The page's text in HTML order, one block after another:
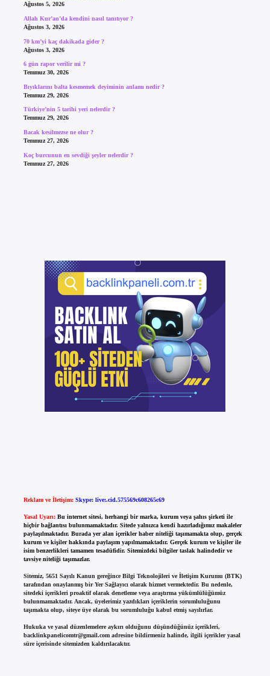
Ağustos 5, 2026
Allah Kur’an’da kendini nasıl tanıtıyor ?
Ağustos 3, 2026
70 km’yi kaç dakikada gider ?
Ağustos 3, 2026
6 gün rapor verilir mi ?
Temmuz 30, 2026
Bıyıklarını balta kesmemek deyiminin anlamı nedir ?
Temmuz 29, 2026
Türkiye’nin 5 tarihi yeri nelerdir ?
Temmuz 29, 2026
Bacak kesilmezse ne olur ?
Temmuz 27, 2026
Koç burcunun en sevdiği şeyler nelerdir ?
Temmuz 27, 2026
Reklam ve İletişim: Skype: live:.cid.575569c608265c69
Yasal Uyarı: Bu internet sitesi, herhangi bir marka, kurum veya şahıs şirketi ile
hiçbir bağlantısı bulunmamaktadır. Sitede yalnızca kendi hazırladığımız makaleler
paylaşılmaktadır. Burada yer alan içerikler haber niteliği taşımamakta olup, gerçek
kurum ve kişiler hakkında paylaşım yapılmamaktadır. Gerçek kurum ve kişiler ile
isim benzerlikleri tamamen tesadüfidir. Sitemizdeki bilgiler taslak halindedir ve
tavsiye niteliği taşımazlar.
Sitemiz, 5651 Sayılı Kanun gereğince Bilgi Teknolojileri ve İletişim Kurumu (BTK)
tarafından onaylanmış bir Yer Sağlayıcı olarak hizmet vermektedir. Bu nedenle,
sitedeki içerikleri proaktif olarak denetleme veya araştırma yükümlülüğümüz
bulunmamaktadır. Ancak, üyelerimiz yazdıkları içeriklerin sorumluluğunu
taşımakta olup, siteye üye olarak bu sorumluluğu kabul etmiş sayılırlar.
Hukuka ve yasal düzenlemelere aykırı olduğunu düşündüğünüz içerikleri,
backlinkpanelicomtr@gmail.comadresine bildirmeniz halinde, ilgili içerikler yasal
süre içerisinde sitemizden kaldırılacaktır.